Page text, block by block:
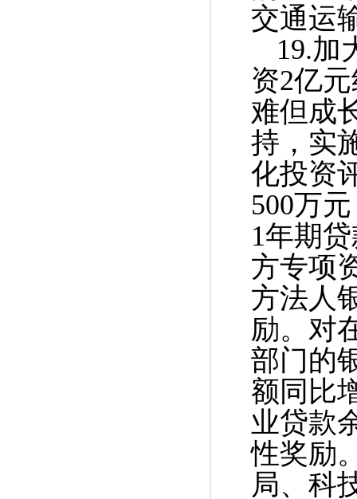
交通运
19.加
资2亿
难但成
持，实
化投资
500万
1年期
方专项
方法人
励。对
部门的
额同比
业贷款
性奖励
局、科